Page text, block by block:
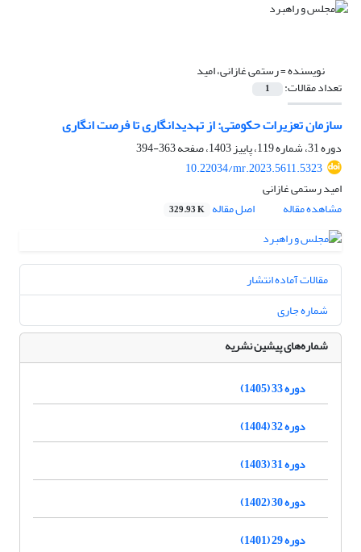
نویسنده =رستمی غازانی، امید
تعداد مقالات: 1
سازمان تعزیرات حکومتی: از تهدیدانگاری تا فرصت انگاری
دوره 31، شماره 119، پاییز 1403، صفحه
363-394
10.22034/mr.2023.5611.5323
امید رستمی غازانی
مشاهده مقاله
اصل مقاله 329.93 K
مقالات آماده انتشار
شماره جاری
شماره‌های پیشین نشریه
دوره 33 (1405)
دوره 32 (1404)
دوره 31 (1403)
دوره 30 (1402)
دوره 29 (1401)